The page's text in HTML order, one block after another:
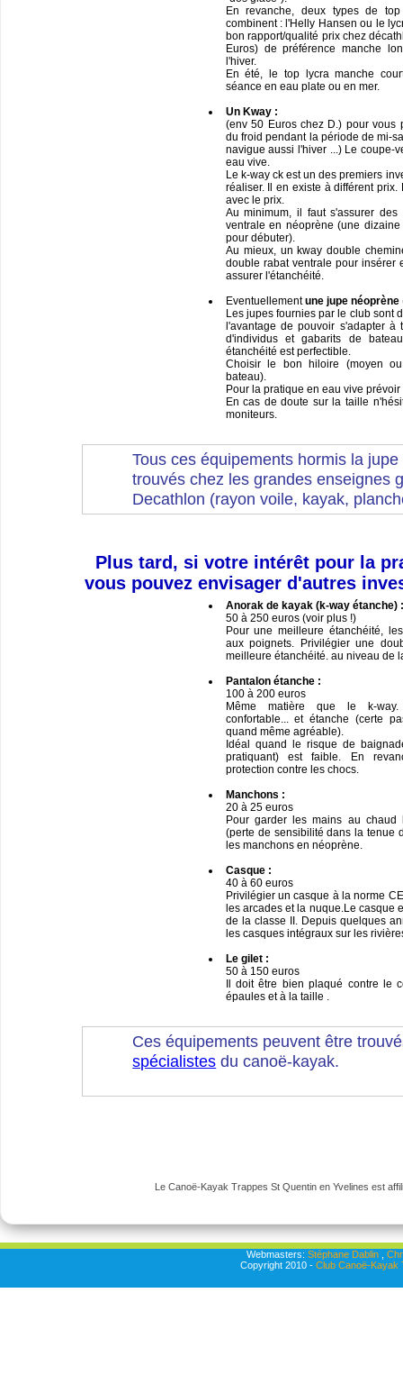
En revanche, deux types de
combinent : l'Helly Hansen ou le
bon rapport/qualité prix chez
Euros) de préférence manche
l'hiver.
En été, le top lycra manche
séance en eau plate ou en mer.
Un Kway :
(env 50 Euros chez D.) pour vous
du froid pendant la période de mi-
navigue aussi l'hiver ...) Le coupe-
eau vive.
Le k-way ck est un des premiers
réaliser. Il en existe à différent
avec le prix.
Au minimum, il faut s'assurer
ventrale en néoprène (une
pour débuter).
Au mieux, un kway double
double rabat ventrale pour insérer
assurer l'étanchéité.
Eventuellementune jupe néoprène
Les jupes fournies par le club sont
l'avantage de pouvoir s'adapter à
d'individus et gabarits de
étanchéité est perfectible.
Choisir le bon hiloire (moyen
bateau).
Pour la pratique en eau vive
En cas de doute sur la taille
moniteurs.
Tous ces équipements hormis la
trouvés chez les grandes enseignes
Decathlon (rayon voile, kayak,
Plus tard, si votre intérêt pour la
vous pouvez envisager d'autres
Anorak de kayak (k-way étanche) :
50 à 250 euros (voir plus !)
Pour une meilleure étanchéité,
aux poignets. Privilégier une
meilleure étanchéité. au niveau de
Pantalon étanche :
100 à 200 euros
Même matière que le k-
confortable... et étanche (certe
quand même agréable).
Idéal quand le risque de
pratiquant) est faible. En
protection contre les chocs.
Manchons :
20 à 25 euros
Pour garder les mains au chaud
(perte de sensibilité dans la tenue
les manchons en néoprène.
Casque :
40 à 60 euros
Privilégier un casque à la norme
les arcades et la nuque.Le casque
de la classe II. Depuis quelques
les casques intégraux sur les
Le gilet :
50 à 150 euros
Il doit être bien plaqué contre le
épaules et à la taille .
Ces équipements peuvent être
spécialistes du canoë-kayak.
Le Canoë-Kayak Trappes St Quentin en Yvelines est
Webmasters: Stéphane Dablin,
Copyright 2010 - Club Canoë-Kayak